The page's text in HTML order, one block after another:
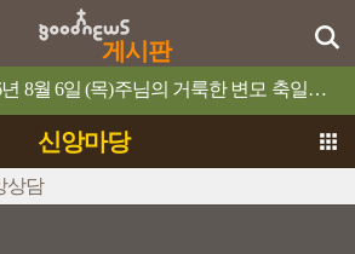
게시판
6일 (목)주님의 거룩한 변모 축일예수님의 얼굴은 해처럼 빛났다.
신앙마당
상담